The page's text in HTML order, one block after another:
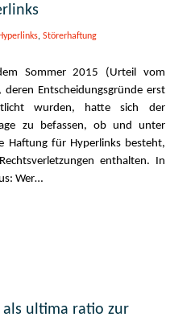
Hyperlinks,Störerhaftung
Sommer 2015 (Urteil vom
Entscheidungsgründe erst
wurden, hatte sich der
zu befassen, ob und unter
Haftung für Hyperlinks besteht,
enthalten. In
Wer…
als ultima ratio zur